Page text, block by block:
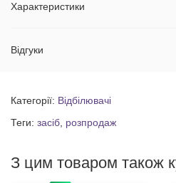
Характеристики
Відгуки
Категорії: Відбілювачі
Теги: засіб розпродаж
З цим товаром також